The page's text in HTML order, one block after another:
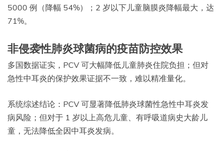
5000 例（降幅 54%）；2 岁以下儿童脑膜炎降幅最大，达
71%。
非侵袭性肺炎球菌病的疫苗防控效果
多国数据证实，PCV 可大幅降低儿童肺炎住院负担；但对
急性中耳炎的保护效果证据不一致，难以精准量化。
系统综述结论：PCV 可显著降低肺炎球菌性急性中耳炎发
病风险；但对于 1 岁以上高危儿童、有呼吸道病史大龄儿
童，无法降低全因中耳炎发病。